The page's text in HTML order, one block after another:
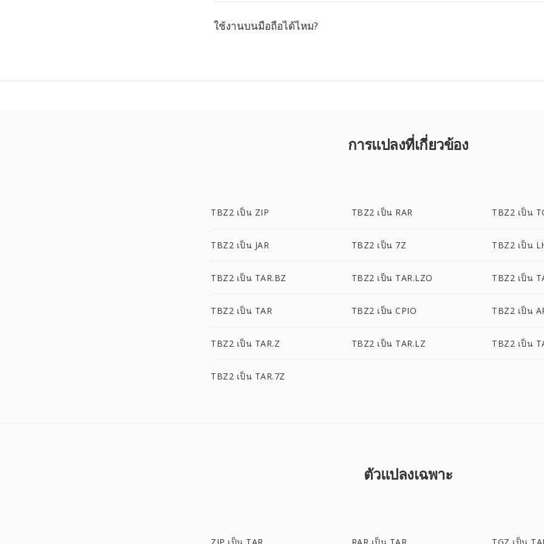
ใช้งานบนมือถือได้ไหม?
การแปลงที่เกี่ยวข้อง
TBZ2 เป็น ZIP TBZ2 เป็น RAR TBZ2 เป็น
TBZ2 เป็น JAR TBZ2 เป็น 7Z TBZ2 เป็น
TBZ2 เป็น TAR.BZ TBZ2 เป็น TAR.LZO TBZ2 เป็น
TBZ2 เป็น TAR TBZ2 เป็น CPIO TBZ2 เป็น
TBZ2 เป็น TAR.Z TBZ2 เป็น TAR.LZ TBZ2 เป็น
TBZ2 เป็น TAR.7Z
ตัวแปลงเฉพาะ